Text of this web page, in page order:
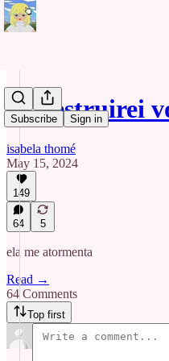
Subscribe Sign in
eu destruirei
isabela thomé
May 15, 2024
149
64 5
ela me atormenta
Read →
64 Comments
Top first